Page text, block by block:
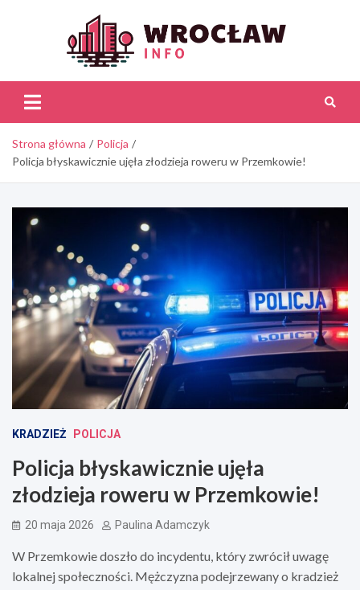
Strona główna
Policja
Policja błyskawicznie ujęła złodzieja roweru w Przemkowie!
KRADZIEŻ POLICJA
Policja błyskawicznie ujęła
złodzieja roweru w Przemkowie!
20 maja 2026 Paulina Adamczyk
W Przemkowie doszło do incydentu, który zwrócił uwagę
lokalnej społeczności. Mężczyzna podejrzewany o kradzież